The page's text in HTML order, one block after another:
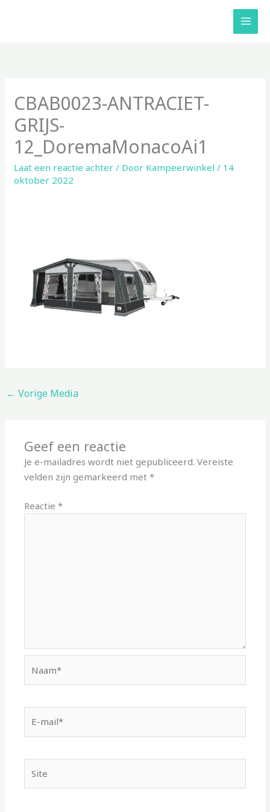
CBAB0023-ANTRACIET-
GRIJS-
12_DoremaMonacoAi1
Laat een reactie achter / Door Kampeerwinkel/ 14
oktober 2022
← Vorige Media
Geef een reactie
Je e-mailadres wordt niet gepubliceerd. Vereiste
velden zijn gemarkeerd met*
Reactie*
mail*